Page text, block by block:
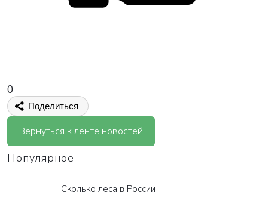
0
Поделиться
Вернуться к ленте новостей
Популярное
Сколько леса в России